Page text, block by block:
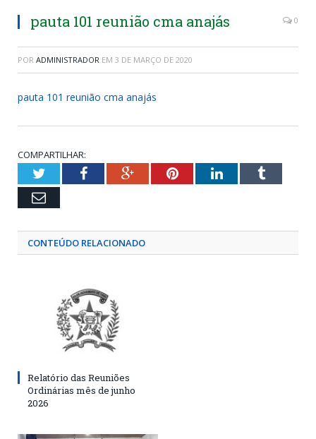
pauta 101 reunião cma anajás 0
POR ADMINISTRADOR EM 3 DE MARÇO DE 2020
pauta 101 reunião cma anajás
COMPARTILHAR:
TwitterFacebookGoogle+PinterestLinkedInTumblr
Email
CONTEÚDO RELACIONADO
Relatório das Reuniões
Ordinárias mês de junho
2026